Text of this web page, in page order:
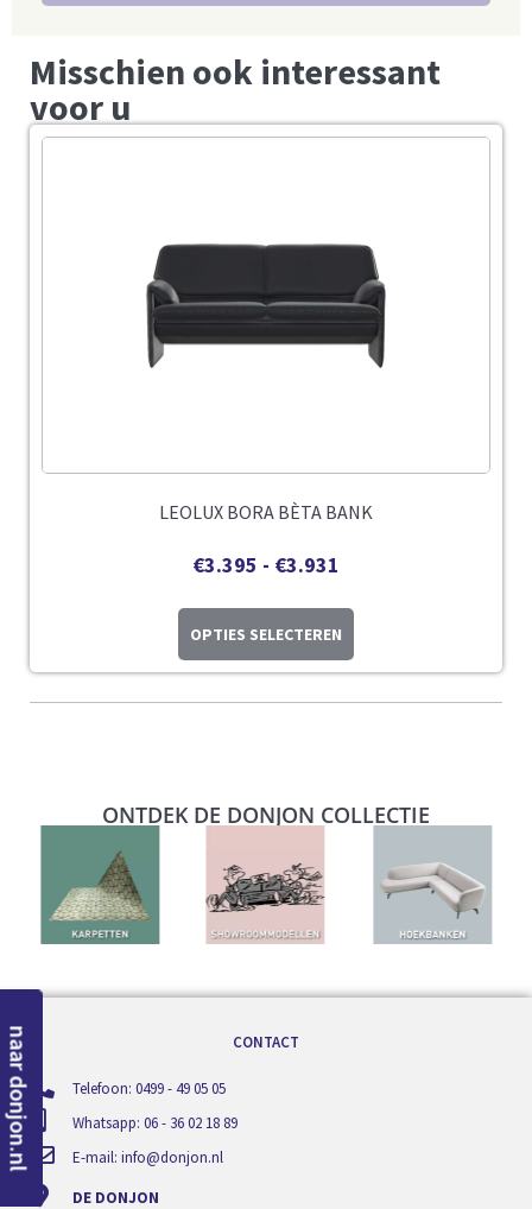
naar donjon.nl
Misschien ook interessant
voor u
LEOLUX BORA BÈTA BANK
€3.395 - €3.931
OPTIES SELECTEREN
ONTDEK DE DONJON COLLECTIE
CONTACT
Telefoon: 0499 - 49 05 05
Whatsapp: 06 - 36 02 18 89
E-mail: info@donjon.nl
DE DONJON